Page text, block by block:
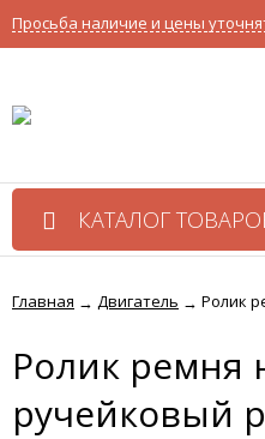
Просьба наличие и цены
КАТАЛОГ
Главная → Двигатель → Ролик
Ролик ремня
ручейковый